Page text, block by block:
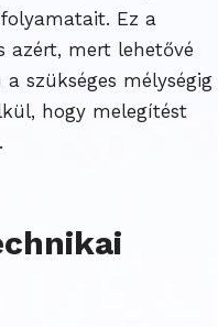
Ez a
azért, mert lehetővé
szükséges mélységig
hogy melegítést